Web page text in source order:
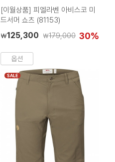
[이월상품] 피엘라벤 아비스코 미
드서머 쇼츠 (81153)
₩125,300 ₩179,000 30%
옵션
SALE